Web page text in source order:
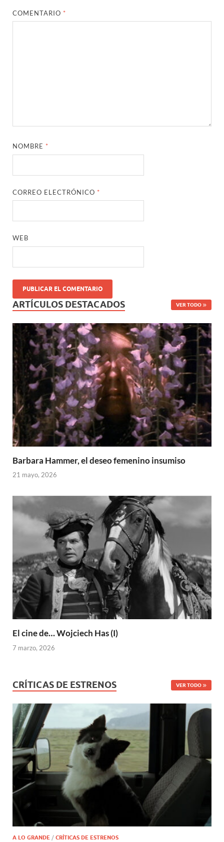
COMENTARIO *
NOMBRE *
CORREO ELECTRÓNICO *
WEB
ARTÍCULOS DESTACADOS VER TODO
Barbara Hammer, el deseo femenino insumiso
21 mayo, 2026
El cine de… Wojciech Has (I)
7 marzo, 2026
CRÍTICAS DE ESTRENOS VER TODO
A LO GRANDE / CRÍTICAS DE ESTRENOS